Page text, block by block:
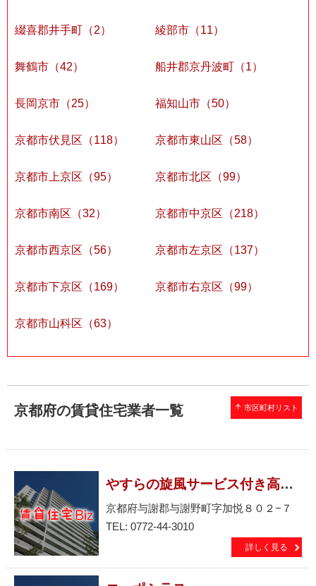
綴喜郡井手町（2） 綾部市（11）
舞鶴市（42） 船井郡京丹波町（1）
長岡京市（25） 福知山市（50）
京都市伏見区（118） 京都市東山区（58）
京都市上京区（95） 京都市北区（99）
京都市南区（32） 京都市中京区（218）
京都市西京区（56） 京都市左京区（137）
京都市下京区（169） 京都市右京区（99）
京都市山科区（63）
京都府の賃貸住宅業者一覧 arrow_upward 市区町村リスト
やすらの旋風サービス付き高齢者向け住宅やすらの詩
京都府与謝郡与謝野町字加悦８０２−７
TEL: 0772-44-3010
詳しく見る